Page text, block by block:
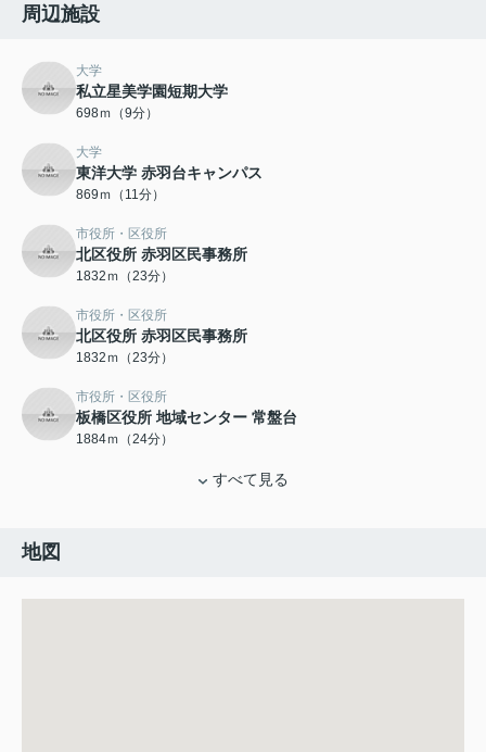
周辺施設
大学
私立星美学園短期大学
698ｍ（9分）
大学
東洋大学 赤羽台キャンパス
869ｍ（11分）
市役所・区役所
北区役所 赤羽区民事務所
1832ｍ（23分）
市役所・区役所
北区役所 赤羽区民事務所
1832ｍ（23分）
市役所・区役所
板橋区役所 地域センター 常盤台
1884ｍ（24分）
すべて見る
地図